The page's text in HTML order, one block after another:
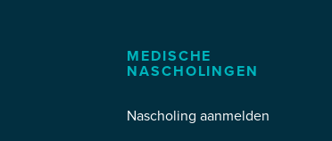
MEDISCHE
NASCHOLINGEN
Nascholing aanmelden